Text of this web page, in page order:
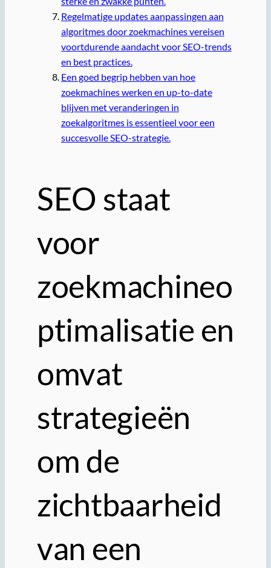
Regelmatige updates aanpassingen aan
algoritmes door zoekmachines vereisen
voortdurende aandacht voor SEO-trends
en best practices.
Een goed begrip hebben van hoe
zoekmachines werken en up-to-date
blijven met veranderingen in
zoekalgoritmes is essentieel voor een
succesvolle SEO-strategie.
SEO staat
voor
zoekmachineo
ptimalisatie en
omvat
strategieën
om de
zichtbaarheid
van een